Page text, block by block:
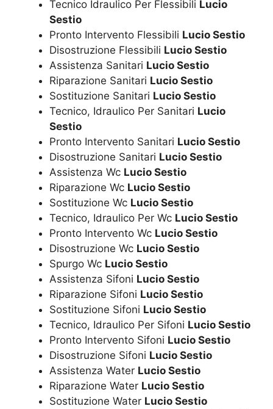
Tecnico Idraulico Per Flessibili Lucio
Sestio
Pronto Intervento Flessibili Lucio Sestio
Disostruzione Flessibili Lucio Sestio
Assistenza Sanitari Lucio Sestio
Riparazione Sanitari Lucio Sestio
Sostituzione Sanitari Lucio Sestio
Tecnico, Idraulico Per Sanitari Lucio
Sestio
Pronto Intervento Sanitari Lucio Sestio
Disostruzione Sanitari Lucio Sestio
Assistenza Wc Lucio Sestio
Riparazione Wc Lucio Sestio
Sostituzione Wc Lucio Sestio
Tecnico, Idraulico Per Wc Lucio Sestio
Pronto Intervento Wc Lucio Sestio
Disostruzione Wc Lucio Sestio
Spurgo Wc Lucio Sestio
Assistenza Sifoni Lucio Sestio
Riparazione Sifoni Lucio Sestio
Sostituzione Sifoni Lucio Sestio
Tecnico, Idraulico Per Sifoni Lucio Sestio
Pronto Intervento Sifoni Lucio Sestio
Disostruzione Sifoni Lucio Sestio
Assistenza Water Lucio Sestio
Riparazione Water Lucio Sestio
Sostituzione Water Lucio Sestio